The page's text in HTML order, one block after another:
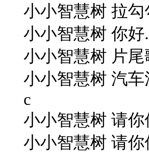
小小智慧树 拉勾
小小智慧树 你好
小小智慧树 片尾
小小智慧树 汽车
c
小小智慧树 请你
小小智慧树 请